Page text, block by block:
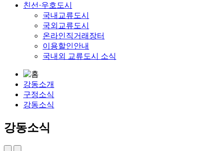
친선·우호도시
국내교류도시
국외교류도시
온라인직거래장터
이용할인안내
국내외 교류도시 소식
강동소개
구정소식
강동소식
강동소식